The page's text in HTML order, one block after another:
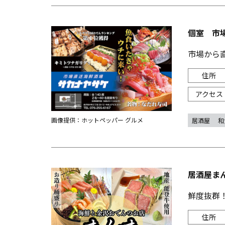
個室 市
市場から
画像提供：ホットペッパー グルメ 居酒屋
居酒屋ま
鮮度抜群